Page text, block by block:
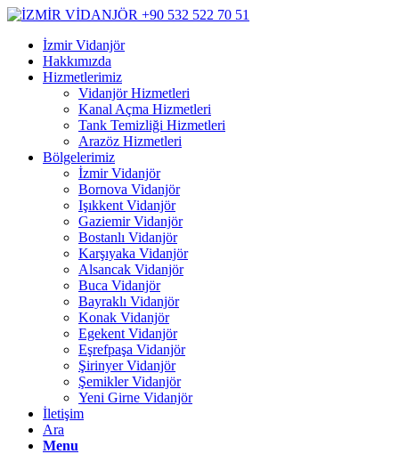
İzmir Vidanjör
Hakkımızda
Hizmetlerimiz
Vidanjör Hizmetleri
Kanal Açma Hizmetleri
Tank Temizliği Hizmetleri
Arazöz Hizmetleri
Bölgelerimiz
İzmir Vidanjör
Bornova Vidanjör
Işıkkent Vidanjör
Gaziemir Vidanjör
Bostanlı Vidanjör
Karşıyaka Vidanjör
Alsancak Vidanjör
Buca Vidanjör
Bayraklı Vidanjör
Konak Vidanjör
Egekent Vidanjör
Eşrefpaşa Vidanjör
Şirinyer Vidanjör
Şemikler Vidanjör
Yeni Girne Vidanjör
İletişim
Ara
Menu